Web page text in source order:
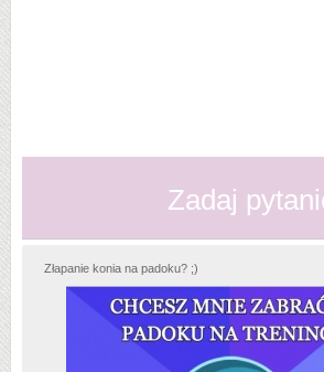
Zadaj
Złapanie konia na padoku? ;)